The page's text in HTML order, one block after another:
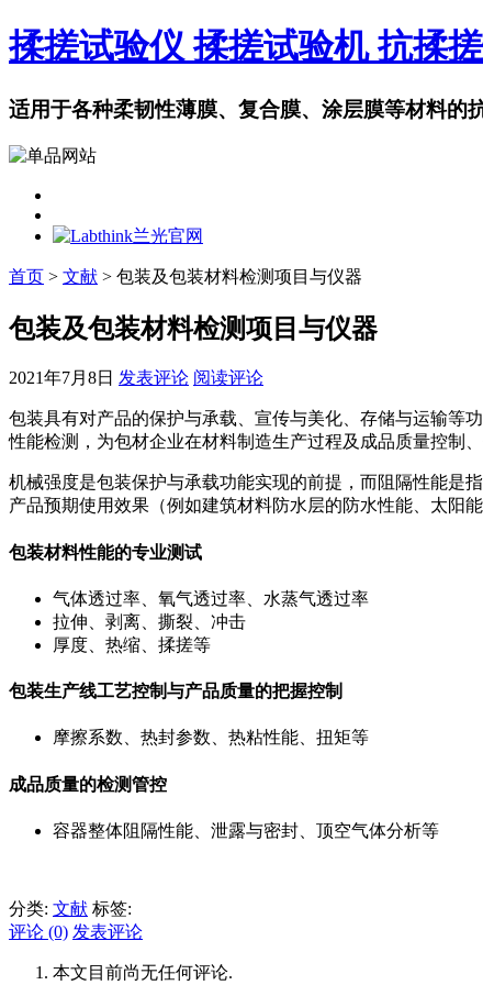
揉搓试验仪 揉搓试验机 抗揉
适用于各种柔韧性薄膜、复合膜、涂层膜等材料的
首页 > 文献 > 包装及包装材料检测项目与仪器
包装及包装材料检测项目与仪器
2021年7月8日 发表评论 阅读评论
包装具有对产品的保护与承载、宣传与美化、存储与运输等
性能检测，为包材企业在材料制造生产过程及成品质量控制
机械强度是包装保护与承载功能实现的前提，而阻隔性能是
产品预期使用效果（例如建筑材料防水层的防水性能、太阳
包装材料性能的专业测试
气体透过率、氧气透过率、水蒸气透过率
拉伸、剥离、撕裂、冲击
厚度、热缩、揉搓等
包装生产线工艺控制与产品质量的把握控制
摩擦系数、热封参数、热粘性能、扭矩等
成品质量的检测管控
容器整体阻隔性能、泄露与密封、顶空气体分析等​
分类: 文献 标签:
评论 (0) 发表评论
本文目前尚无任何评论.